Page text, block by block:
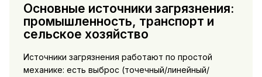
Основные источники загрязнения:
промышленность, транспорт и
сельское хозяйство
Источники загрязнения работают по простой
механике: есть выброс (точечный/линейный/